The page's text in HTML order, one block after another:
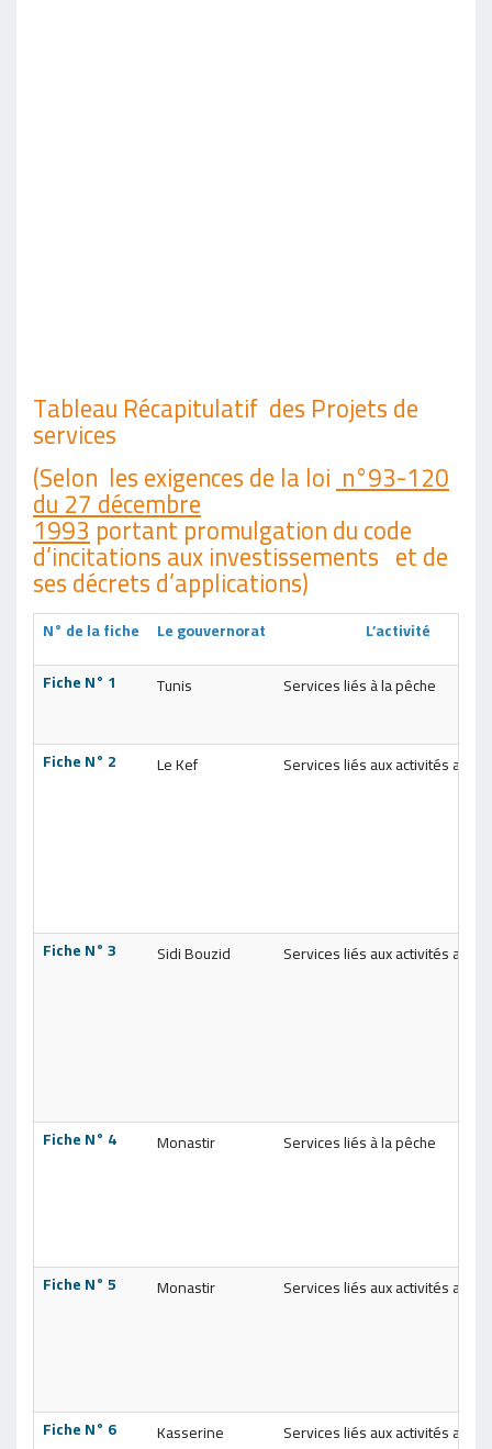
Tableau Récapitulatif des Projets de
services
(Selon les exigences de la loin°93-120
du 27 décembre
1993portant promulgation du code
d’incitations aux investissements et de
ses décrets d’applications)
N° de la fiche Le gouvernorat
L’activité
Fiche N° 1
Tunis Services liés à la pêche
Fiche N° 2 Le Kef Services liés aux activités
Fiche N° 3 Sidi Bouzid Services liés aux activités
Fiche N° 4 Monastir Services liés à la pêche
Fiche N° 5 Monastir Services liés aux activités
Fiche N° 6 Kasserine Services liés aux activités